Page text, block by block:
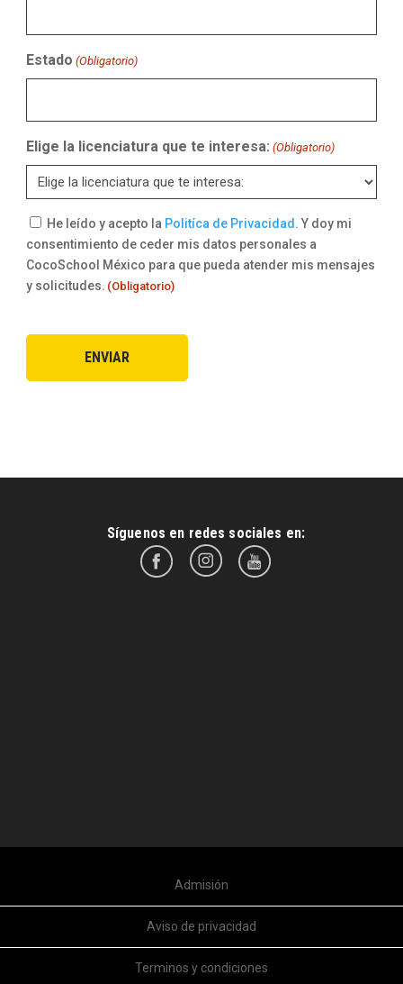
Estado (Obligatorio)
Elige la licenciatura que te interesa: (Obligatorio)
Consentimiento
(Obligatorio)
He leído y acepto la Politíca de Privacidad . Y doy mi
consentimiento de ceder mis datos personales a
CocoSchool México para que pueda atender mis mensajes
y solicitudes. (Obligatorio)
Síguenos en redes sociales en:
Admisión
Aviso de privacidad
Terminos y condiciones